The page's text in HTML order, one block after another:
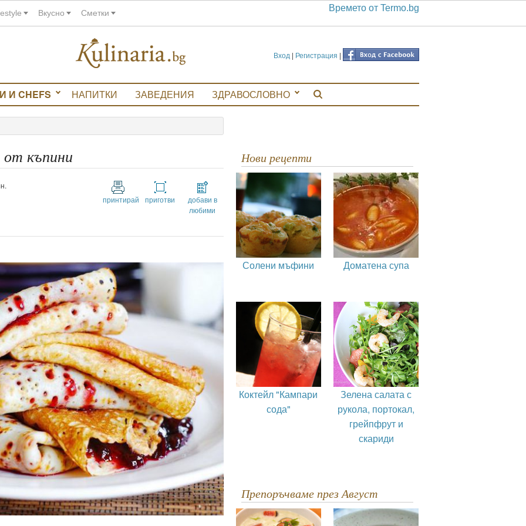
Вкусно Сметки Времето от Termo.bg
Вход | Регистрация |
И CHEFS НАПИТКИ ЗАВЕДЕНИЯ ЗДРАВОСЛОВНО
къпини
принтирай приготви
добави в
любими
Нови рецепти
Солени мъфини Доматена супа
Коктейл "Кампари
сода"
Зелена салата с
рукола, портокал,
грейпфрут и
скариди
Препоръчваме през Август